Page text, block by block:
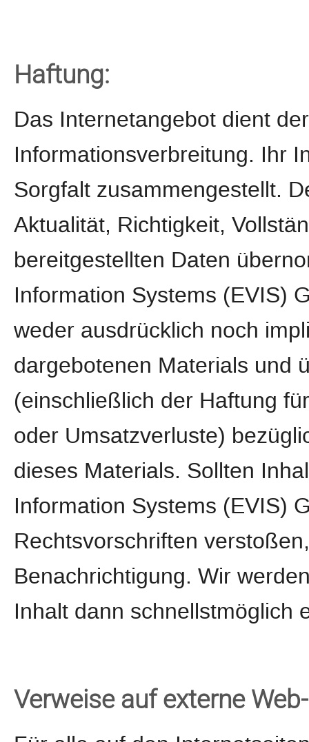
Haftung:
Das Internetangebot dient
Informationsverbreitung. Ihr
Sorgfalt zusammengestellt.
Aktualität, Richtigkeit,
bereitgestellten Daten
Information Systems (EVIS)
weder ausdrücklich noch
dargebotenen Materials und
(einschließlich der Haftung
oder Umsatzverluste)
dieses Materials. Sollten
Information Systems (EVIS)
Rechtsvorschriften
Benachrichtigung. Wir
Inhalt dann schnellstmöglich
Verweise auf externe